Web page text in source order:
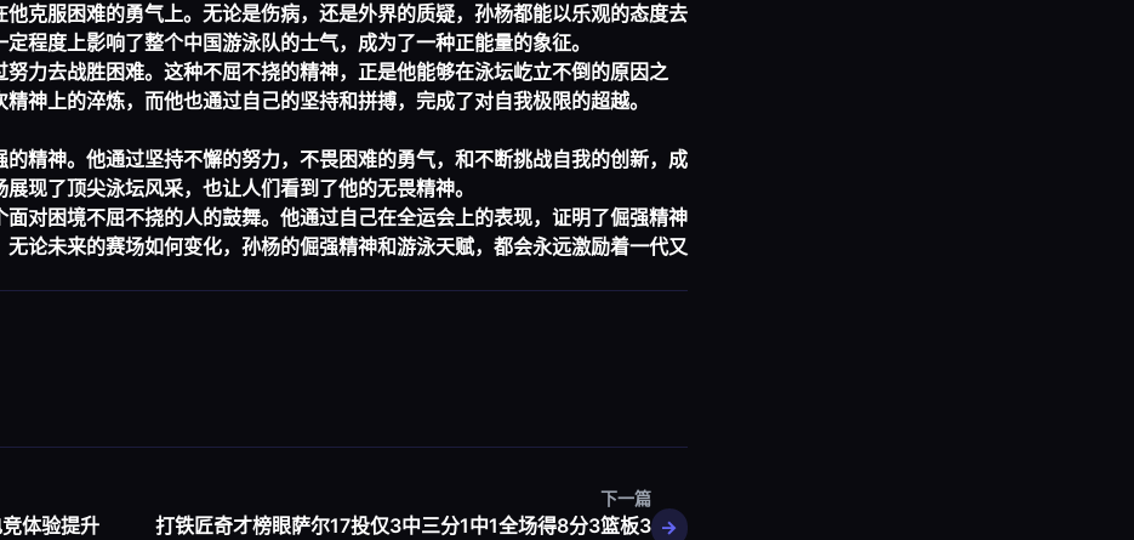
克服困难的勇气上。无论是伤病，还是外界的质疑，孙杨都能以乐观的态度去
程度上影响了整个中国游泳队的士气，成为了一种正能量的象征。
力去战胜困难。这种不屈不挠的精神，正是他能够在泳坛屹立不倒的原因之
神上的淬炼，而他也通过自己的坚持和拼搏，完成了对自我极限的超越。
精神。他通过坚持不懈的努力，不畏困难的勇气，和不断挑战自我的创新，成
现了顶尖泳坛风采，也让人们看到了他的无畏精神。
对困境不屈不挠的人的鼓舞。他通过自己在全运会上的表现，证明了倔强精神
论未来的赛场如何变化，孙杨的倔强精神和游泳天赋，都会永远激励着一代又
体验提升
下一篇
打铁匠奇才榜眼萨尔17投仅3中三分1中1全场得8分3篮板3